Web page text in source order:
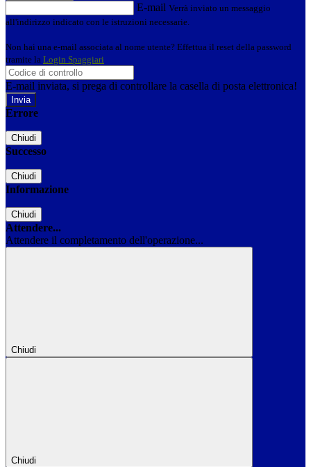
E-mail Verrà inviato un messaggio
all'indirizzo indicato con le istruzioni necessarie.
Non hai una e-mail associata al nome utente? Effettua il reset della password
tramite la Login Spaggiari
E-mail inviata, si prega di controllare la casella di posta elettronica!
Errore
Chiudi
Successo
Chiudi
Informazione
Chiudi
Attendere...
Attendere il completamento dell'operazione...
Chiudi
Chiudi